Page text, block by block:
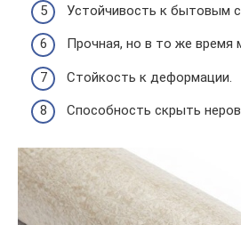
Устойчивость к бытовым
Прочная, но в то же время
Стойкость к деформации.
Способность скрыть